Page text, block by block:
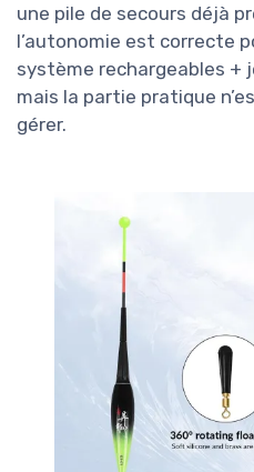
une pile de secours déjà
l’autonomie est correcte
système rechargeables +
mais la partie pratique
gérer.